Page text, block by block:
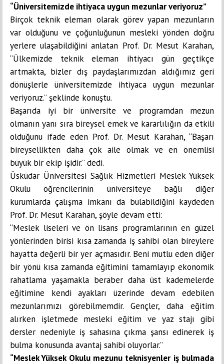
“Üniversitemizde ihtiyaca uygun mezunlar veriyoruz”
Birçok teknik eleman olarak görev yapan mezunların
var olduğunu ve çoğunluğunun mesleki yönden doğru
yerlere ulaşabildiğini anlatan Prof. Dr. Mesut Karahan,
“Ülkemizde teknik eleman ihtiyacı gün geçtikçe
artmakta, bizler dış paydaşlarımızdan aldığımız geri
dönüşlerle üniversitemizde ihtiyaca uygun mezunlar
veriyoruz.” şeklinde konuştu.
Başarıda iyi bir üniversite ve programdan mezun
olmanın yanı sıra bireysel emek ve kararlılığın da etkili
olduğunu ifade eden Prof. Dr. Mesut Karahan, “Başarı
bireysellikten daha çok aile olmak ve en önemlisi
büyük bir ekip işidir.” dedi.
Üsküdar Üniversitesi Sağlık Hizmetleri Meslek Yüksek
Okulu öğrencilerinin üniversiteye bağlı diğer
kurumlarda çalışma imkanı da bulabildiğini kaydeden
Prof. Dr. Mesut Karahan, şöyle devam etti:
“Meslek liseleri ve ön lisans programlarının en güzel
yönlerinden birisi kısa zamanda iş sahibi olan bireylere
hayatta değerli bir yer açmasıdır. Beni mutlu eden diğer
bir yönü kısa zamanda eğitimini tamamlayıp ekonomik
rahatlama yaşamakla beraber daha üst kademelerde
eğitimine kendi ayakları üzerinde devam edebilen
mezunlarımızı görebilmemdir. Gençler, daha eğitim
alırken işletmede mesleki eğitim ve yaz stajı gibi
dersler nedeniyle iş sahasına çıkma şansı edinerek iş
bulma konusunda avantaj sahibi oluyorlar.”
“Meslek Yüksek Okulu mezunu teknisyenler iş bulmada